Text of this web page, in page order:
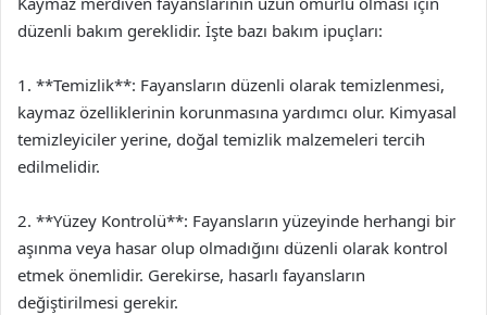
düzenli bakım gereklidir. İşte bazı bakım ipuçları:
1. **Temizlik**: Fayansların düzenli olarak temizlenmesi,
kaymaz özelliklerinin korunmasına yardımcı olur. Kimyasal
temizleyiciler yerine, doğal temizlik malzemeleri tercih
edilmelidir.
2. **Yüzey Kontrolü**: Fayansların yüzeyinde herhangi bir
aşınma veya hasar olup olmadığını düzenli olarak kontrol
etmek önemlidir. Gerekirse, hasarlı fayansların
değiştirilmesi gerekir.